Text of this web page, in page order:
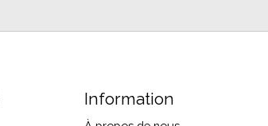
Information